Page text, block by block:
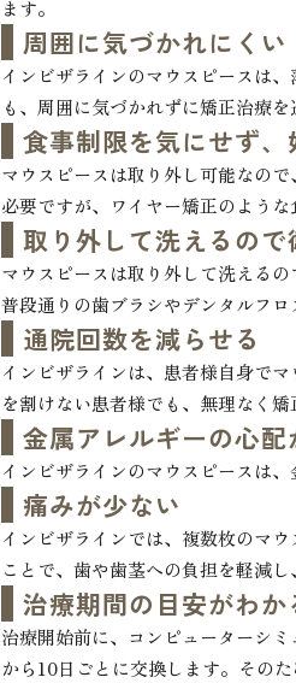
ます。
周囲に気づかれにくい
インビザラインのマウスピースは
も、周囲に気づかれずに矯正治療を
食事制限を気にせず
マウスピースは取り外し可能なの
必要ですが、ワイヤー矯正のような
取り外して洗えるので
マウスピースは取り外して洗えるの
普段通りの歯ブラシやデンタルフ
通院回数を減らせる
インビザラインは、患者様自身で
を割けない患者様でも、無理なく
金属アレルギーの心配
インビザラインのマウスピースは
痛みが少ない
インビザラインでは、複数枚のマ
ことで、歯や歯茎への負担を軽減
治療期間の目安がわか
治療開始前に、コンピューターシ
から10日ごとに交換します。その